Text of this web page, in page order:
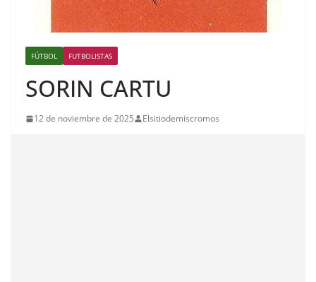
FÚTBOL FUTBOLISTAS
SORIN CARTU
12 de noviembre de 2025 Elsitiodemiscromos